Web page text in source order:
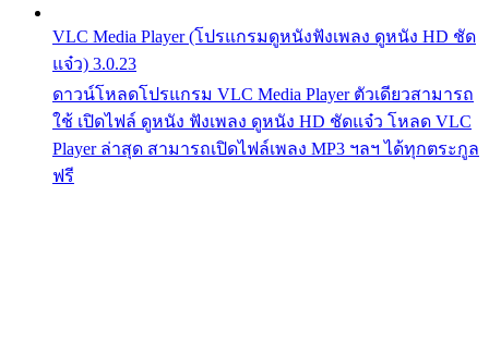
VLC Media Player (โปรแกรมดูหนังฟังเพลง ดูหนัง HD ชัด
แจ๋ว) 3.0.23
ดาวน์โหลดโปรแกรม VLC Media Player ตัวเดียวสามารถ
ใช้ เปิดไฟล์ ดูหนัง ฟังเพลง ดูหนัง HD ชัดแจ๋ว โหลด VLC
Player ล่าสุด สามารถเปิดไฟล์เพลง MP3 ฯลฯ ได้ทุกตระกูล
ฟรี